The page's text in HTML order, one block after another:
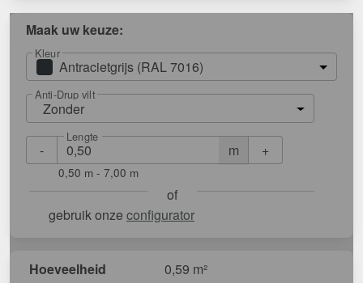
Maak uw keuze:
Kleur
Antracietgrijs (RAL 7016)
Anti-Drup vilt
Zonder
- m
Lengte
+
0,50 m - 7,00 m
of
gebruik onze configurator
Hoeveelheid
0,59 m²